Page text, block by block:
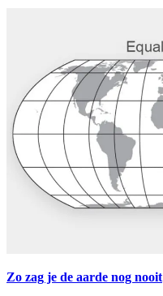
Zo zag je de aarde nog nooit